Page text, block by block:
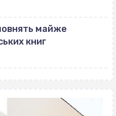
майже
книг